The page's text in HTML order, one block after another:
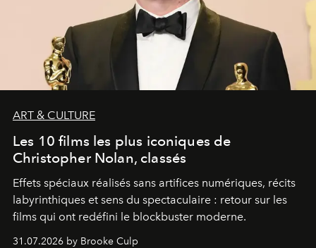
ART & CULTURE
Les 10 films les plus iconiques de
Christopher Nolan, classés
Effets spéciaux réalisés sans artifices numériques, récits
labyrinthiques et sens du spectaculaire : retour sur les
films qui ont redéfini le blockbuster moderne.
31.07.2026 by Brooke Culp